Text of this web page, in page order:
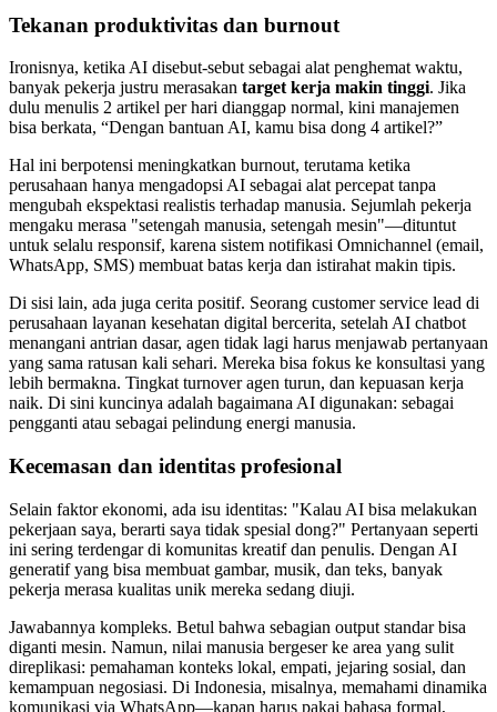
Tekanan produktivitas dan burnout
Ironisnya, ketika AI disebut-sebut sebagai alat penghemat waktu,
banyak pekerja justru merasakan target kerja makin tinggi. Jika
dulu menulis 2 artikel per hari dianggap normal, kini manajemen
bisa berkata, “Dengan bantuan AI, kamu bisa dong 4 artikel?”
Hal ini berpotensi meningkatkan burnout, terutama ketika
perusahaan hanya mengadopsi AI sebagai alat percepat tanpa
mengubah ekspektasi realistis terhadap manusia. Sejumlah pekerja
mengaku merasa "setengah manusia, setengah mesin"—dituntut
untuk selalu responsif, karena sistem notifikasi Omnichannel (email,
WhatsApp, SMS) membuat batas kerja dan istirahat makin tipis.
Di sisi lain, ada juga cerita positif. Seorang customer service lead di
perusahaan layanan kesehatan digital bercerita, setelah AI chatbot
menangani antrian dasar, agen tidak lagi harus menjawab pertanyaan
yang sama ratusan kali sehari. Mereka bisa fokus ke konsultasi yang
lebih bermakna. Tingkat turnover agen turun, dan kepuasan kerja
naik. Di sini kuncinya adalah bagaimana AI digunakan: sebagai
pengganti atau sebagai pelindung energi manusia.
Kecemasan dan identitas profesional
Selain faktor ekonomi, ada isu identitas: "Kalau AI bisa melakukan
pekerjaan saya, berarti saya tidak spesial dong?" Pertanyaan seperti
ini sering terdengar di komunitas kreatif dan penulis. Dengan AI
generatif yang bisa membuat gambar, musik, dan teks, banyak
pekerja merasa kualitas unik mereka sedang diuji.
Jawabannya kompleks. Betul bahwa sebagian output standar bisa
diganti mesin. Namun, nilai manusia bergeser ke area yang sulit
direplikasi: pemahaman konteks lokal, empati, jejaring sosial, dan
kemampuan negosiasi. Di Indonesia, misalnya, memahami dinamika
komunikasi via WhatsApp—kapan harus pakai bahasa formal,